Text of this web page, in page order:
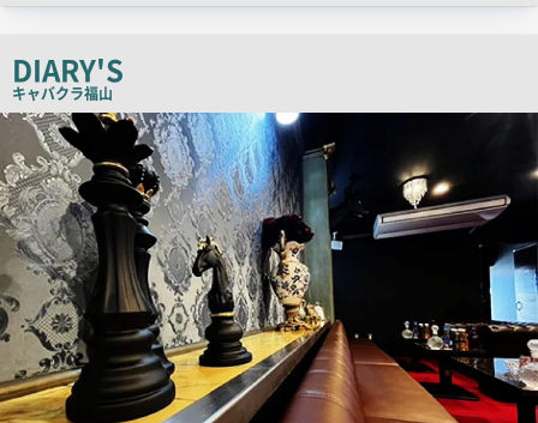
ピ
ー
DIARY'S
キャバクラ福山
店
PR
画
像